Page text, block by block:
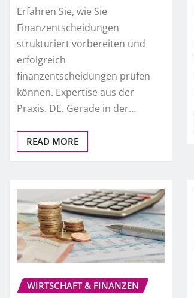
Erfahren Sie, wie Sie
Finanzentscheidungen
strukturiert vorbereiten und
erfolgreich
finanzentscheidungen prüfen
können. Expertise aus der
Praxis. DE. Gerade in der…
READ MORE
WIRTSCHAFT & FINANZEN